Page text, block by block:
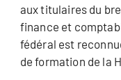
aux titulaires du
finance et
fédéral est
de formation de la